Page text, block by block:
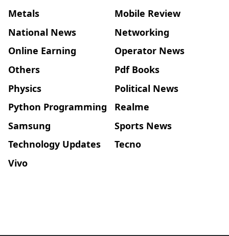
Metals
Mobile Review
National News
Networking
Online Earning
Operator News
Others
Pdf Books
Physics
Political News
Python Programming
Realme
Samsung
Sports News
Technology Updates
Tecno
Vivo